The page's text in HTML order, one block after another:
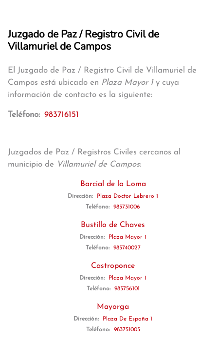
Juzgado de Paz / Registro Civil de
Villamuriel de Campos
El Juzgado de Paz / Registro Civil de Villamuriel de
Campos está ubicado en Plaza Mayor 1y cuya
información de contacto es la siguiente:
Teléfono: 983716151
Juzgados de Paz / Registros Civiles cercanos al
municipio de Villamuriel de Campos:
Barcial de la Loma
Dirección:
Plaza Doctor Lebrero 1
Teléfono:
983731006
Bustillo de Chaves
Dirección:
Plaza Mayor 1
Teléfono:
983740027
Castroponce
Dirección:
Plaza Mayor 1
Teléfono:
983756101
Mayorga
Dirección:
Plaza De España 1
Teléfono:
983751003